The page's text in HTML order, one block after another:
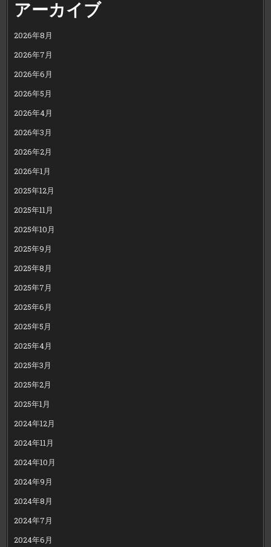
アーカイブ
2026年8月
2026年7月
2026年6月
2026年5月
2026年4月
2026年3月
2026年2月
2026年1月
2025年12月
2025年11月
2025年10月
2025年9月
2025年8月
2025年7月
2025年6月
2025年5月
2025年4月
2025年3月
2025年2月
2025年1月
2024年12月
2024年11月
2024年10月
2024年9月
2024年8月
2024年7月
2024年6月